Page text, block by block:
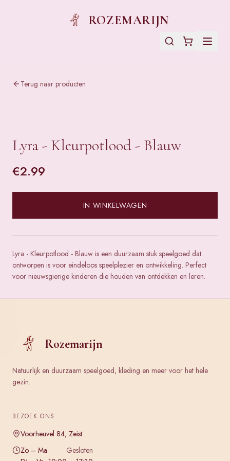
ROZEMARIJN
Terug naar producten
Lyra - Kleurpotlood - Blauw
€2.99
IN WINKELWAGEN
Lyra - Kleurpotlood - Blauw is een duurzaam stuk speelgoed dat
ontworpen is voor eindeloos speelplezier en ontwikkeling. Perfect
voor nieuwsgierige kinderen die houden van ontdekken en leren.
Rozemarijn
Natuurlijk en duurzaam speelgoed, kleding en meer voor het hele
gezin.
BEZOEK ONS
Voorheuvel 84, Zeist
Zo – Ma
Gesloten